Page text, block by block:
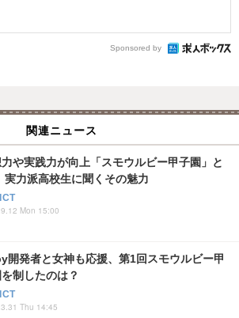
Sponsored by
関連ニュース
や実践力が向上「スモウルビー甲子園」と
実力派高校生に聞くその魅力
Mon 15:00
開発者と女神も応援、第1回スモウルビー甲
制したのは？
Thu 14:45